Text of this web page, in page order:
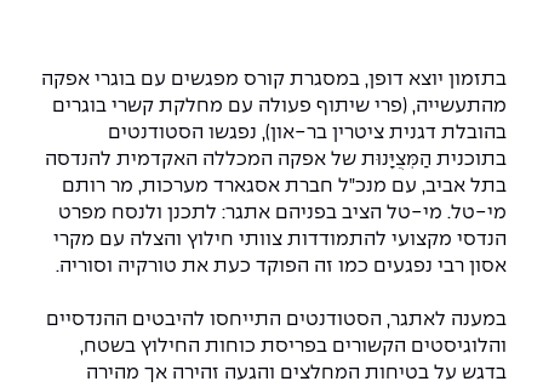
בתזמון יוצא דופן, במסגרת קורס מפגשים עם בוגרי אפקה
מהתעשייה, (פרי שיתוף פעולה עם מחלקת קשרי בוגרים
בהובלת דגנית ציטרין בר-און), נפגשו הסטודנטים
בתוכנית הַמְּצֻיָּנוּת של אפקה המכללה האקדמית להנדסה
בתל אביב, עם מנכ"ל חברת אסגארד מערכות, מר רותם
מי-טל. מי-טל הציב בפניהם אתגר: לתכנן ולנסח מפרט
הנדסי מקצועי להתמודדות צוותי חילוץ והצלה עם מקרי
אסון רבי נפגעים כמו זה הפוקד כעת את טורקיה וסוריה.
במענה לאתגר, הסטודנטים התייחסו להיבטים ההנדסיים
והלוגיסטים הקשורים בפריסת כוחות החילוץ בשטח,
בדגש על בטיחות המחלצים והגעה זהירה אך מהירה
נהלים, תקנונים וחקיקה
הוגנות מגדרית
הצהרת נגישות
לוח שנה אקדמי
דו-חוגי בהנדסה ומדעים
תואר שני בהנדסה
הנדסת אנרגיה והספק
הנדסת מערכות
דקאנט הסטודנטים
מרכז קריירה
מעבדות
אגודת הסטודנטים
עתודה אקדמית
מסלול ישיר לתואר ראשון
מידע למועמד תואר שני
שאלות ותשובות
המרכז לאנרגיה מתחדשת ובת קיימא
המרכז למחקר יישומי בעיבוד שפה וקול
המרכז להנדסת חומרים ותהליכים
כנסים